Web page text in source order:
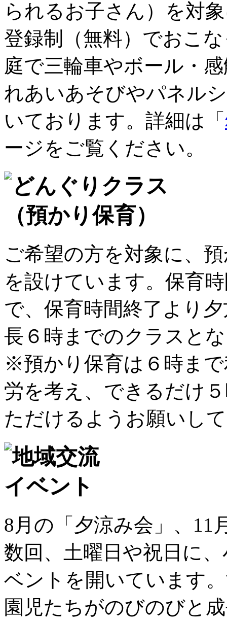
られるお子さん）を対
登録制（無料）でおこ
庭で三輪車やボール・
れあいあそびやパネル
いております。詳細は「
ージをご覧ください。
ご希望の方を対象に、
を設けています。保育
で、保育時間終了より
長６時までのクラスと
※預かり保育は６時ま
労を考え、できるだけ
ただけるようお願いし
8月の「夕涼み会」、11
数回、土曜日や祝日に
ベントを開いています
園児たちがのびのびと